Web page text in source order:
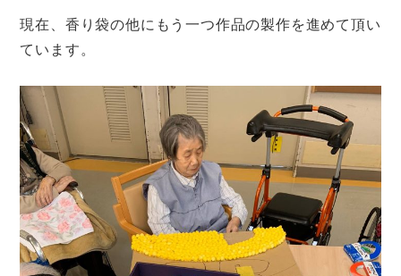
現在、香り袋の他にもう一つ作品の製作を進めて頂い
ています。